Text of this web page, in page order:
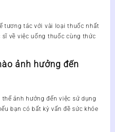
tương tác với vài loại thuốc nhất
về việc uống thuốc cùng thức
ảnh hưởng đến
ảnh hưởng đến việc sử dụng
bạn có bất kỳ vấn đề sức khỏe